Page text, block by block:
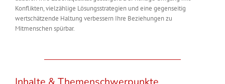
Konflikten, vielzählige Lösungsstrategien und eine gegenseitig
wertschätzende Haltung verbessern Ihre Beziehungen zu
Mitmenschen spürbar.